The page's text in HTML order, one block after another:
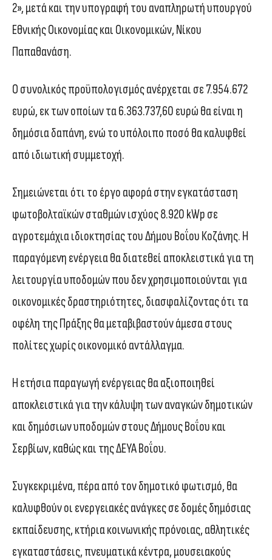
2», μετά και την υπογραφή του αναπληρωτή υπουργού
Εθνικής Οικονομίας και Οικονομικών, Νίκου
Παπαθανάση.
Ο συνολικός προϋπολογισμός ανέρχεται σε 7.954.672
ευρώ, εκ των οποίων τα 6.363.737,60 ευρώ θα είναι η
δημόσια δαπάνη, ενώ το υπόλοιπο ποσό θα καλυφθεί
από ιδιωτική συμμετοχή.
Σημειώνεται ότι το έργο αφορά στην εγκατάσταση
φωτοβολταϊκών σταθμών ισχύος 8.920 kWp σε
αγροτεμάχια ιδιοκτησίας του Δήμου Βοΐου Κοζάνης. Η
παραγόμενη ενέργεια θα διατεθεί αποκλειστικά για τη
λειτουργία υποδομών που δεν χρησιμοποιούνται για
οικονομικές δραστηριότητες, διασφαλίζοντας ότι τα
οφέλη της Πράξης θα μεταβιβαστούν άμεσα στους
πολίτες χωρίς οικονομικό αντάλλαγμα.
Η ετήσια παραγωγή ενέργειας θα αξιοποιηθεί
αποκλειστικά για την κάλυψη των αναγκών δημοτικών
και δημόσιων υποδομών στους Δήμους Βοΐου και
Σερβίων, καθώς και της ΔΕΥΑ Βοΐου.
Συγκεκριμένα, πέρα από τον δημοτικό φωτισμό, θα
καλυφθούν οι ενεργειακές ανάγκες σε δομές δημόσιας
εκπαίδευσης, κτήρια κοινωνικής πρόνοιας, αθλητικές
εγκαταστάσεις, πνευματικά κέντρα, μουσειακούς